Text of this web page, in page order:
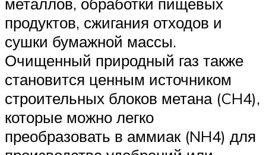
продуктов, сжигания отходов и
сушки бумажной массы.
Очищенный природный газ также
становится ценным источником
строительных блоков метана (CH4),
которые можно легко
преобразовать в аммиак (NH4) для